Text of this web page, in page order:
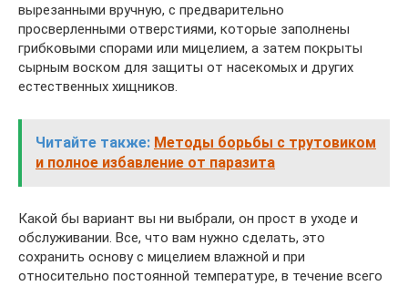
вырезанными вручную, с предварительно
просверленными отверстиями, которые заполнены
грибковыми спорами или мицелием, а затем покрыты
сырным воском для защиты от насекомых и других
естественных хищников.
Читайте также: Методы борьбы с трутовиком
и полное избавление от паразита
Какой бы вариант вы ни выбрали, он прост в уходе и
обслуживании. Все, что вам нужно сделать, это
сохранить основу с мицелием влажной и при
относительно постоянной температуре, в течение всего